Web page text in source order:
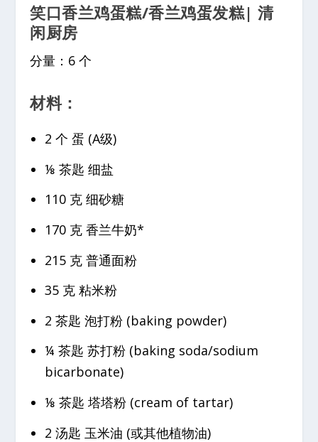
笑口香兰鸡蛋糕/香兰鸡蛋发糕| 清
闲厨房
分量：6 个
材料：
2 个 蛋 (A级)
⅛ 茶匙 细盐
110 克 细砂糖
170 克 香兰牛奶*
215 克 普通面粉
35 克 粘米粉
2 茶匙 泡打粉 (baking powder)
¼ 茶匙 苏打粉 (baking soda/sodium
bicarbonate)
⅛ 茶匙 塔塔粉 (cream of tartar)
2 汤匙 玉米油 (或其他植物油)